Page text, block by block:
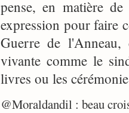
pense, en matière
expression pour faire
Guerre de l'Anneau,
vivante comme le
livres ou les
@Moraldandil : beau